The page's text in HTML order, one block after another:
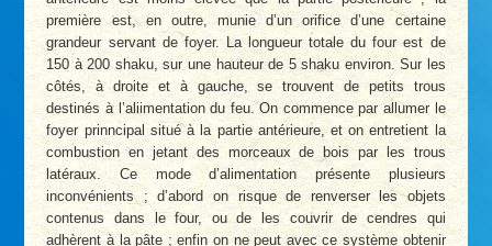
première est, en outre, munie d’un orifice d’une certaine
grandeur servant de foyer. La longueur totale du four est de
150 à 200 shaku, sur une hauteur de 5 shaku environ. Sur les
côtés, à droite et à gauche, se trouvent de petits trous
destinés à l’aliimentation du feu. On commence par allumer le
foyer prinncipal situé à la partie antérieure, et on entretient la
combustion en jetant des morceaux de bois par les trous
latéraux. Ce mode d’alimentation présente plusieurs
inconvénients ; d’abord on risque de renverser les objets
contenus dans le four, ou de les couvrir de cendres qui
adhèrent à la pâte ; enfin on ne peut avec ce système obtenir